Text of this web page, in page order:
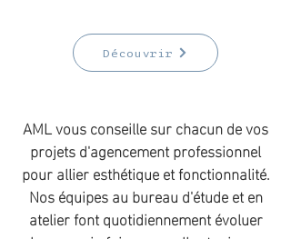
Découvrir
AML vous conseille sur chacun de vos
projets d'agencement professionnel
pour allier esthétique et fonctionnalité.
Nos équipes au bureau d'étude et en
atelier font quotidiennement évoluer